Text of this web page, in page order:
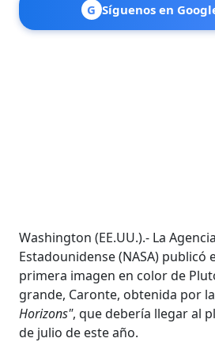
G Síguenos en
Washington (EE.UU.).- La
Estadounidense (NASA) publicó
primera imagen en color de
grande, Caronte, obtenida por
Horizons", que debería llegar al
de julio de este año.